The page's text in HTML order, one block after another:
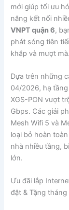
mới giúp tối ưu
năng kết nối
VNPT quận 6,
phát sóng tiên
khắp và mượt mà.
Dựa trên những
04/2026, hạ
XGS-PON vượt
Gbps. Các giải
Mesh Wifi 5 và
loại bỏ hoàn
nhà nhiều tầng,
lớn.
Ưu đãi lắp
đặt & Tặng